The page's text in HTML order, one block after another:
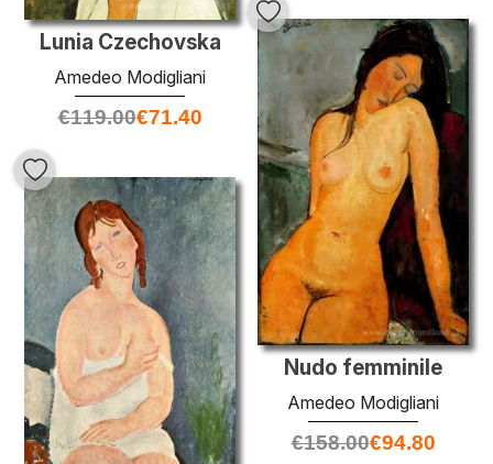
Lunia Czechovska
Amedeo Modigliani
€119.00€71.40
Nudo femminile
Amedeo Modigliani
€158.00€94.80